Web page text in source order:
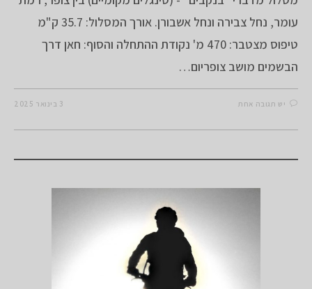
עומר, נחל צבירה ונחל אשבורן. אורך המסלול: 35.7 ק"מ
טיפוס מצטבר: 470 מ' נקודת ההתחלה והסוף: חאן דרך
הבשמים מושב צופריום…
יש תגובה אחת 3 בינואר 2025